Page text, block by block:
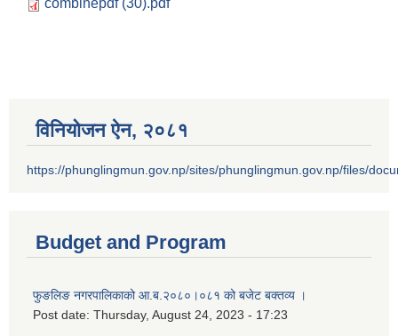
combinepdf (30).pdf
विनियोजन ऐन‚ २०८१
https://phunglingmun.gov.np/sites/phunglingmun.gov.np/files/
Budget and Program
फुङलिङ नगरपालिकाको आ.ब.२०८०।०८१ को बजेट बक्तव्य ।
Post date: Thursday, August 24, 2023 - 17:23